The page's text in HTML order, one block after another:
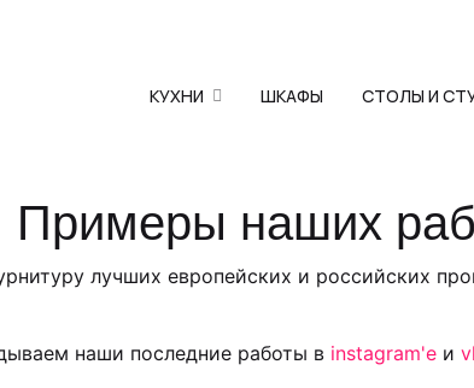
КУХНИ ШКАФЫ СТОЛЫ И
Примеры наших
лучших европейских и российских
наши последние работы в instagram'е и